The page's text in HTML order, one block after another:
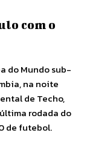
com o
do Mundo sub-
na noite
de Techo,
rodada do
de futebol.